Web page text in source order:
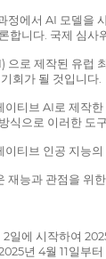
에서 AI 모델을
합니다. 국제 심
으로 제작된 유럽
회가 될 것입니다.
티브 AI로 제작한
식으로 이러한 도
티브 인공 지능
능과 관점을 위
일에 시작하여
년 4월 11일부